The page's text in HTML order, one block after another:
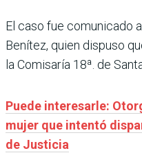
El caso fue comunicado
Benítez, quien dispuso
la Comisaría 18ª. de
Puede interesarle:
mujer que intentó
de Justicia